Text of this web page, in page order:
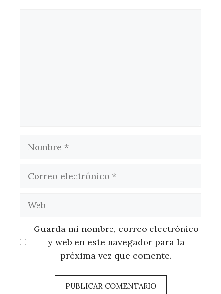
Guarda mi nombre, correo electrónico
y web en este navegador para la
próxima vez que comente.